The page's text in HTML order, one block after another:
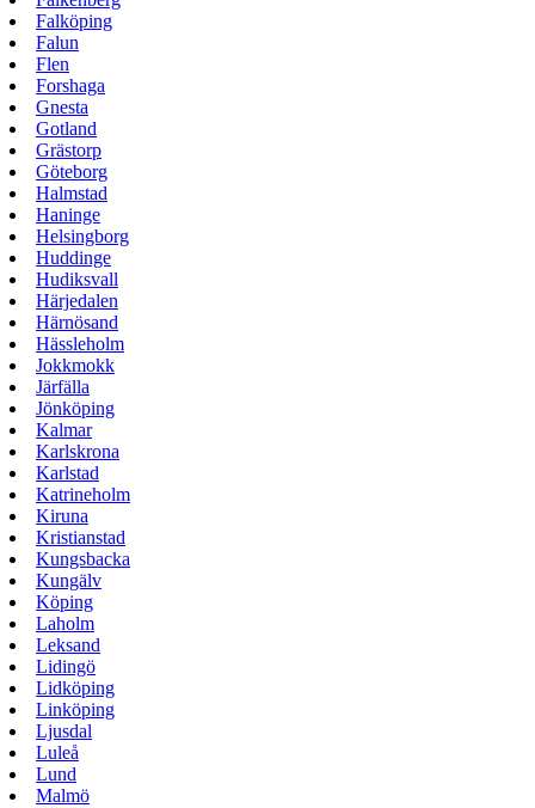
Falköping
Falun
Flen
Forshaga
Gnesta
Gotland
Grästorp
Göteborg
Halmstad
Haninge
Helsingborg
Huddinge
Hudiksvall
Härjedalen
Härnösand
Hässleholm
Jokkmokk
Järfälla
Jönköping
Kalmar
Karlskrona
Karlstad
Katrineholm
Kiruna
Kristianstad
Kungsbacka
Kungälv
Köping
Laholm
Leksand
Lidingö
Lidköping
Linköping
Ljusdal
Luleå
Lund
Malmö